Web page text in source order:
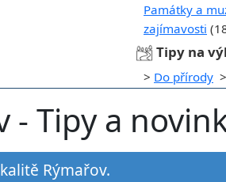
Památky a
zajímavosti
Tipy na
> Do přírody >
- Tipy a
Rýmařov.